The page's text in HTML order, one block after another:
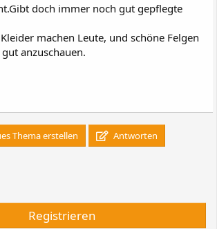
doch immer noch gut gepflegte
machen Leute, und schöne Felgen
anzuschauen.
Thema erstellen Antworten
Registrieren